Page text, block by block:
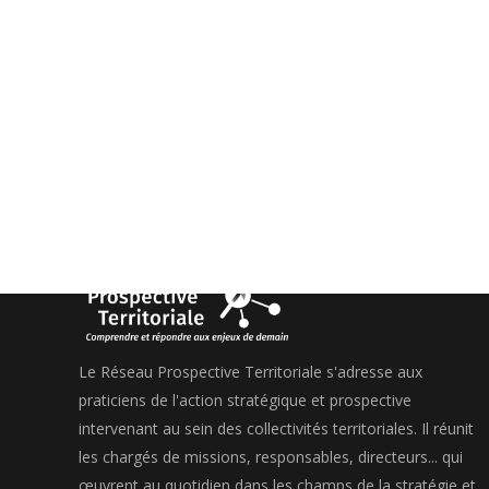
Le Réseau Prospective Territoriale s'adresse aux
praticiens de l'action stratégique et prospective
intervenant au sein des collectivités territoriales. Il réunit
les chargés de missions, responsables, directeurs... qui